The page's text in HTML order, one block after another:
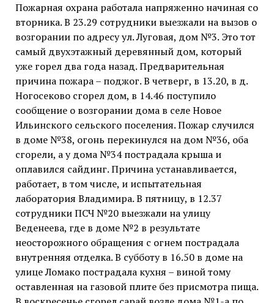
Пожарная охрана работала напряженно начиная со
вторника. В 23.29 сотрудники выезжали на вызов о
возгорании по адресу ул. Луговая, дом №3. Это тот
самый двухэтажный деревянный дом, который
уже горел два года назад. Предварительная
причина пожара – поджог. В четверг, в 13.20, в д.
Ногосеково сгорел дом, в 14.46 поступило
сообщение о возгорании дома в селе Новое
Ильинского сельского поселения. Пожар случился
в доме №38, огонь перекинулся на дом №36, оба
сгорели, а у дома №34 пострадала крыша и
оплавился сайдинг. Причина устанавливается,
работает, в том числе, и испытательная
лаборатория Владимира. В пятницу, в 12.37
сотрудники ПСЧ №20 выезжали на улицу
Веденеева, где в доме №2 в результате
неосторожного обращения с огнем пострадала
внутренняя отделка. В субботу в 16.50 в доме на
улице Ломако пострадала кухня – виной тому
оставленная на газовой плите без присмотра пища.